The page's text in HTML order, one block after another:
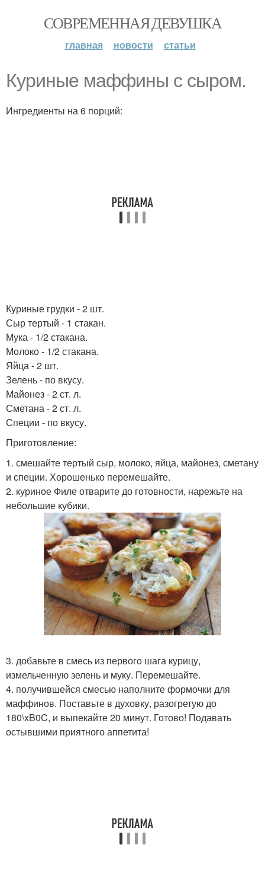
СОВРЕМЕННАЯ ДЕВУШКА
главная новости статьи
Куриные маффины с сыром.
Ингредиенты на 6 порций:
Куриные грудки - 2 шт.
Сыр тертый - 1 стакан.
Мука - 1/2 стакана.
Молоко - 1/2 стакана.
Яйца - 2 шт.
Зелень - по вкусу.
Майонез - 2 ст. л.
Сметана - 2 ст. л.
Специи - по вкусу.
Приготовление:
1. смешайте тертый сыр, молоко, яйца, майонез, сметану
и специи. Хорошенько перемешайте.
2. куриное Филе отварите до готовности, нарежьте на
небольшие кубики.
3. добавьте в смесь из первого шага курицу,
измельченную зелень и муку. Перемешайте.
4. получившейся смесью наполните формочки для
маффинов. Поставьте в духовку, разогретую до
180\xB0C, и выпекайте 20 минут. Готово! Подавать
остывшими приятного аппетита!